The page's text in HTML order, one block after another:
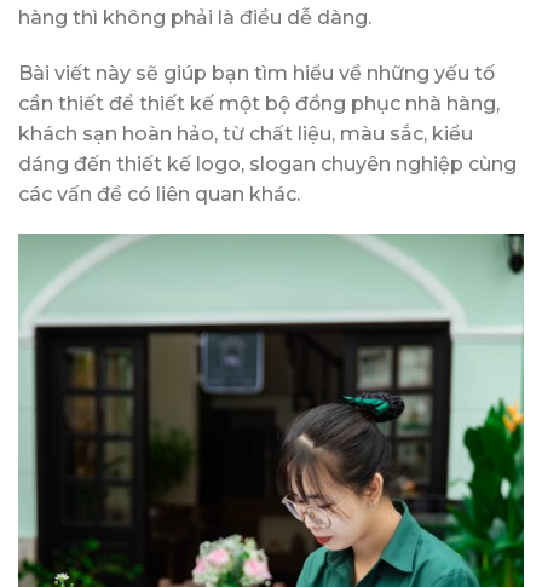
hàng thì không phải là điều dễ dàng.
Bài viết này sẽ giúp bạn tìm hiểu về những yếu tố
cần thiết để thiết kế một bộ đồng phục nhà hàng,
khách sạn hoàn hảo, từ chất liệu, màu sắc, kiểu
dáng đến thiết kế logo, slogan chuyên nghiệp cùng
các vấn đề có liên quan khác.